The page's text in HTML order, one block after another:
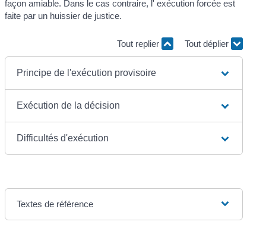
façon amiable. Dans le cas contraire, l' exécution forcée est
faite par un huissier de justice.
Tout replier Tout déplier
Principe de l'exécution provisoire
Exécution de la décision
Difficultés d'exécution
Textes de référence